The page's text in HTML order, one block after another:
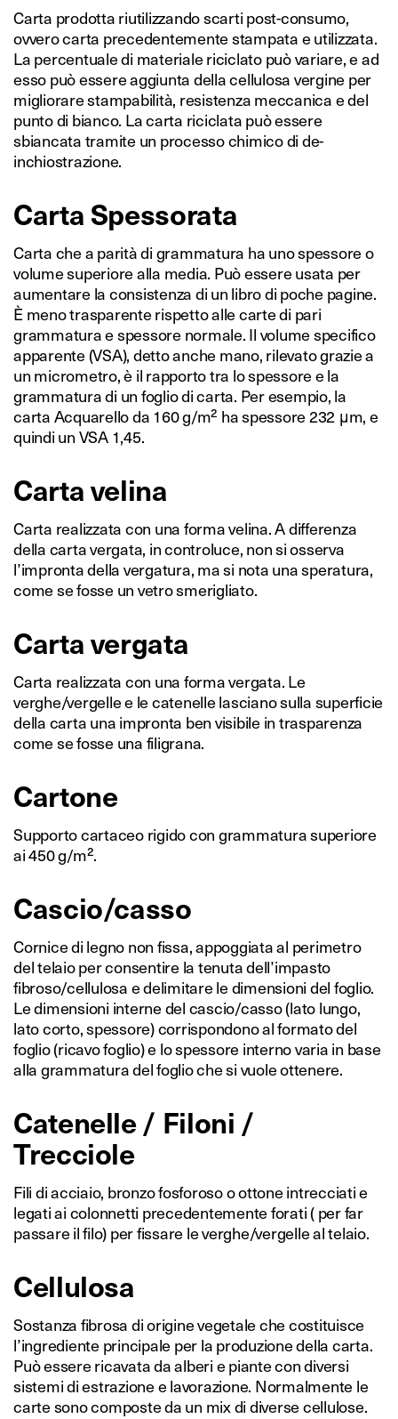
Carta prodotta riutilizzando scarti post-consumo,
ovvero carta precedentemente stampata e utilizzata.
La percentuale di materiale riciclato può variare, e ad
esso può essere aggiunta della cellulosa vergine per
migliorare stampabilità, resistenza meccanica e del
punto di bianco. La carta riciclata può essere
sbiancata tramite un processo chimico di de-
inchiostrazione.
Carta Spessorata
Carta che a parità di grammatura ha uno spessore o
volume superiore alla media. Può essere usata per
aumentare la consistenza di un libro di poche pagine.
È meno trasparente rispetto alle carte di pari
grammatura e spessore normale. Il volume specifico
apparente (VSA), detto anche mano, rilevato grazie a
un micrometro, è il rapporto tra lo spessore e la
grammatura di un foglio di carta. Per esempio, la
carta Acquarello da 160 g/m² ha spessore 232 μm, e
quindi un VSA 1,45.
Carta velina
Carta realizzata con una forma velina. A differenza
della carta vergata, in controluce, non si osserva
l’impronta della vergatura, ma si nota una speratura,
come se fosse un vetro smerigliato.
Carta vergata
Carta realizzata con una forma vergata. Le
verghe/vergelle e le catenelle lasciano sulla superficie
della carta una impronta ben visibile in trasparenza
come se fosse una filigrana.
Cartone
Supporto cartaceo rigido con grammatura superiore
ai 450 g/m².
Cascio/casso
Cornice di legno non fissa, appoggiata al perimetro
del telaio per consentire la tenuta dell’impasto
fibroso/cellulosa e delimitare le dimensioni del foglio.
Le dimensioni interne del cascio/casso (lato lungo,
lato corto, spessore) corrispondono al formato del
foglio (ricavo foglio) e lo spessore interno varia in base
alla grammatura del foglio che si vuole ottenere.
Catenelle / Filoni /
Trecciole
Fili di acciaio, bronzo fosforoso o ottone intrecciati e
legati ai colonnetti precedentemente forati ( per far
passare il filo) per fissare le verghe/vergelle al telaio.
Cellulosa
Sostanza fibrosa di origine vegetale che costituisce
l’ingrediente principale per la produzione della carta.
Può essere ricavata da alberi e piante con diversi
sistemi di estrazione e lavorazione. Normalmente le
carte sono composte da un mix di diverse cellulose.